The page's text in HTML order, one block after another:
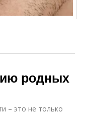
родных
– это не только